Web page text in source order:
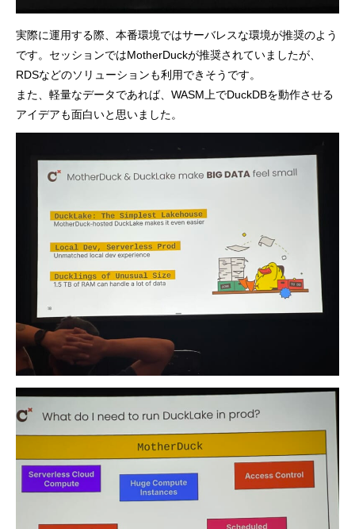
実際に運用する際、本番環境ではサーバレスな環境が推奨のよう
です。セッションではMotherDuckが推奨されていましたが、
RDSなどのソリューションも利用できそうです。
また、軽量なデータであれば、WASM上でDuckDBを動作させる
アイデアも面白いと思いました。